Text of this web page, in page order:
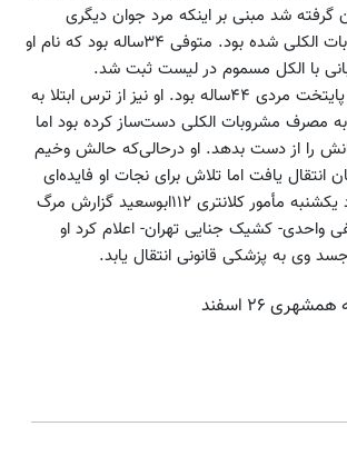
گرفته شد مبنی بر اینکه مرد جوان دیگری
قربانی مصرف مشروبات الکلی شده بود. متوفی ۳۴ساله بود که نام او
با الکل مسموم در لیست ثبت شد.
اما آخرین قربانی در پایتخت مردی ۴۴ساله بود. او نیز از ترس ابتلا به
به مصرف مشروبات الکلی دست‌ساز کرده بود اما
را از دست بدهد. او درحالی‌که حالش وخیم
انتقال یافت اما تلاش برای نجات او فایده‌ای
نداشت. وقتی بامداد یکشنبه مأمور کلانتری ۱۱۲ابوسعید گزارش مرگ
واحدی- کشیک جنایی تهران- اعلام کرد او
وی به پزشکی قانونی انتقال یابد.
۲۶ اسفند